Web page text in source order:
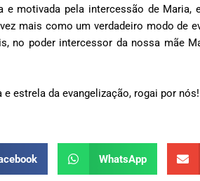
e motivada pela intercessão de
mais como um verdadeiro modo de
no poder intercessor da nossa mãe
e estrela da evangelização, rogai por nós!
WhatsApp